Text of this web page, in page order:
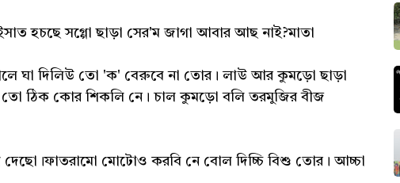
সগ্গো ছাড়া সের'ম জাগা আবার আছ নাই?মাতা
ঘা দিলিউ তো 'ক' বেরুবে না তোর। লাউ আর কুমড়ো ছাড়া
তো ঠিক কোর শিকলি নে। চাল কুমড়ো বলি তরমুজির বীজ
মোটোও করবি নে বোল দিচ্চি বিশু তোর। আচ্চা